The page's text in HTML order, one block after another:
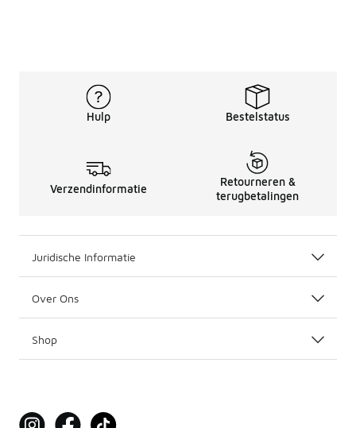
Hulp Bestelstatus
Verzendinformatie
Retourneren &
terugbetalingen
Juridische Informatie
Over Ons
Shop